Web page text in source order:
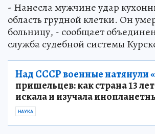
- Нанесла мужчине удар
область грудной клетки. Он
больницу, - сообщает
служба судебной системы
Над СССР военные натянули
пришельцев: как страна 13
искала и изучала
НАУКА